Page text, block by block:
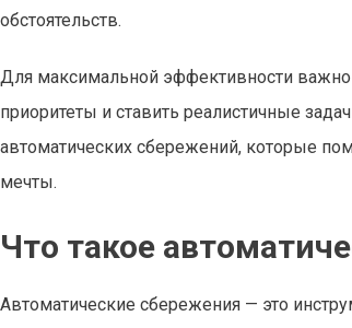
обстоятельств.
Для максимальной эффективности важно
приоритеты и ставить реалистичные
автоматических сбережений, которые
мечты.
Что такое
Автоматические сбережения — это